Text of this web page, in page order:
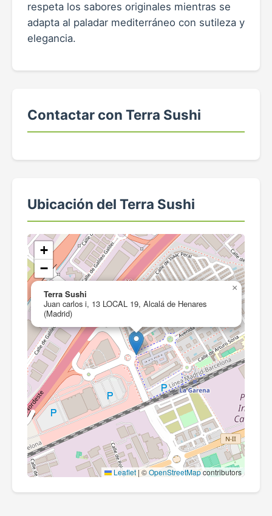
respeta los sabores originales mientras se
adapta al paladar mediterráneo con sutileza y
elegancia.
Contactar con Terra Sushi
Ubicación del Terra Sushi
Terra Sushi
Juan carlos i, 13 LOCAL 19, Alcalá de Henares
(Madrid)
×
+
−
Leaflet |©OpenStreetMapcontributors